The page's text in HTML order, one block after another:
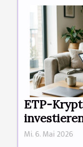
ETP-
Mi. 6. Mai 2026